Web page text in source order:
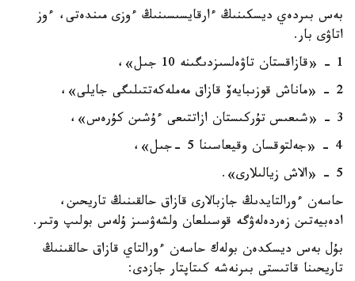
بەس بىردەي ديسكىنىڭ ءارقايسىسىنىڭ ءوزى مىندەتى، ءوز
اتاۋى بار.
1 - «قازاقستان تاۋەلسىزدىگىنە 10 جىل»،
2 - «ماناش قوزىبايەۆ قازاق مەملەكەتتىلىگى جايلى»،
3 - «شىعىس تۇركىستان ازاتتىعى ءۇشىن كۇرەس»،
4 - «جەلتوقسان وقيعاسىنا 5 -جىل»،
5 - «الاش زيالىلارى».
حاسەن ءورالتايدىڭ جازبالارى قازاق حالقىنىڭ تاريحىن،
ادەبيەتىن زەردەلەۋگە قوسىلعان ولشەۋسىز ۇلەس بولىپ وتىر.
بۇل بەس ديسكدەن بولەك حاسەن ءورالتاي قازاق حالقىنىڭ
تاريحىنا قاتىستى بىرنەشە كىتاپتار جازدى: